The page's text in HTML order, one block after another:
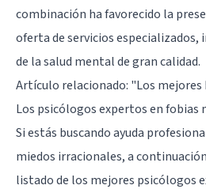
combinación ha favorecido la
oferta de servicios especializados,
de la salud mental de gran calidad.
Artículo relacionado: "Los mejores
Los psicólogos expertos en fobias
Si estás buscando ayuda
miedos irracionales, a
listado de los mejores psicólogos